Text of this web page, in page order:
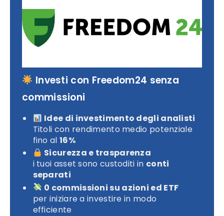
Investi con Freedom24 senza
commissioni
Idee di investimento degli analisti
Titoli con rendimento medio potenziale
fino al 16%
Sicurezza e trasparenza
i tuoi asset sono custoditi in conti
separati
0 commissioni su azioni ed ETF
per iniziare a investire in modo
efficiente